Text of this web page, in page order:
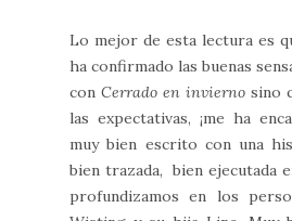
Lo mejor de esta lectura es
ha confirmado las buenas
conCerrado en inviernosino
las expectativas, ¡me ha
muy bien escrito con una
bien trazada, bien ejecutada
profundizamos en los